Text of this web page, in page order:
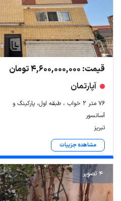
قیمت: 4,600,000,000 تومان
آپارتمان
۷۶ متر ۲ خواب ، طبقه اول، پارکینگ و
آسانسور
تبریز
مشاهده جزییات
4 تصویر